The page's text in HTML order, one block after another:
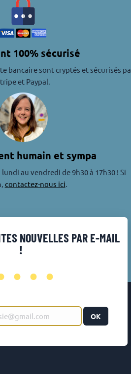
100% sécurisé
bancaire sont cryptés et sécurisés
et Paypal.
humain et sympa
au vendredi de 9h30 à 17h30 ! Si
contactez-nous ici.
NOUVELLES PAR E-MAIL
!
OK